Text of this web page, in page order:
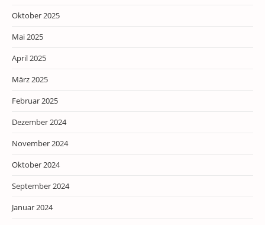
Oktober 2025
Mai 2025
April 2025
März 2025
Februar 2025
Dezember 2024
November 2024
Oktober 2024
September 2024
Januar 2024